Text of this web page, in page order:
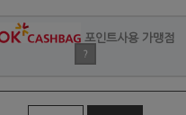
포인트사용 가맹점
?